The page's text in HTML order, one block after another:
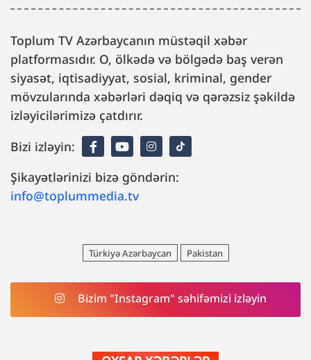
Toplum TV Azərbaycanın müstəqil xəbər
platformasıdır. O, ölkədə və bölgədə baş verən
siyasət, iqtisadiyyat, sosial, kriminal, gender
mövzularında xəbərləri dəqiq və qərəzsiz şəkildə
izləyicilərimizə çatdırır.
Bizi izləyin:
Şikayətlərinizi bizə göndərin:
info@toplummedia.tv
Türkiyə Azərbaycan Pakistan
Bizim "Instagram" səhifəmizi izləyin